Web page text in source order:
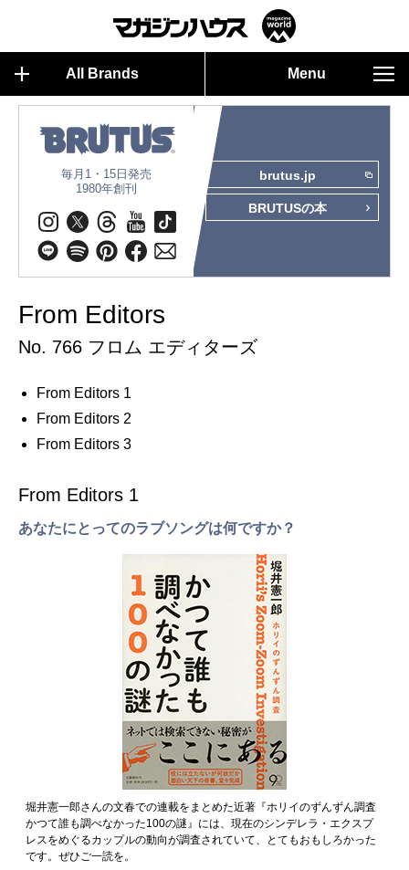
All Brands Menu
毎月1・15日発売
1980年創刊
brutus.jp
BRUTUSの本
From Editors
No. 766 フロム エディターズ
From Editors 1
From Editors 2
From Editors 3
From Editors 1
あなたにとってのラブソングは何ですか？
堀井憲一郎さんの文春での連載をまとめた近著『ホリイのずんずん調査
かつて誰も調べなかった100の謎』には、現在のシンデレラ・エクスプ
レスをめぐるカップルの動向が調査されていて、とてもおもしろかった
です。ぜひご一読を。